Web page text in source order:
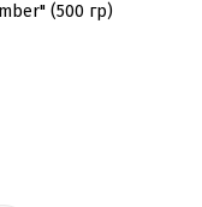
(500 гр)